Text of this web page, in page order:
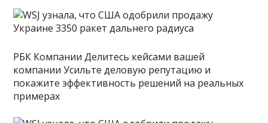
РБК Компании Делитесь кейсами вашей
компании Усильте деловую репутацию и
покажите эффективность решений на реальных
примерах